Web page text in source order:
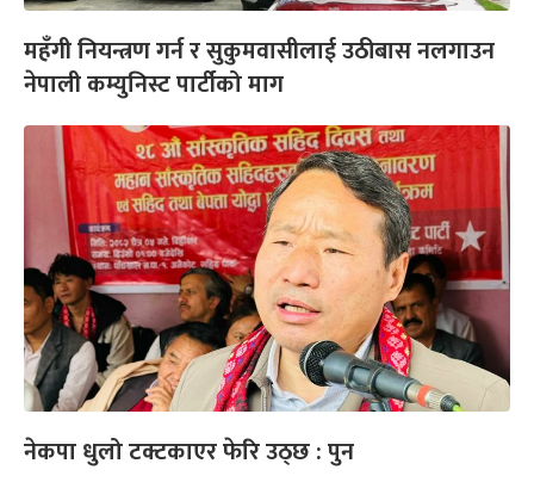
महँगी नियन्त्रण गर्न र सुकुमवासीलाई उठीबास नलगाउन
नेपाली कम्युनिस्ट पार्टीको माग
नेकपा धुलो टक्टकाएर फेरि उठ्छ : पुन